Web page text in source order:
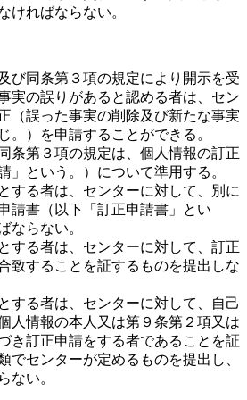
ければならない。
同条第３項の規定により開示を受
実の誤りがあると認める者は、セン
（誤った事実の削除及び新たな事実
。）を申請することができる。
条第３項の規定は、個人情報の訂正
」という。）について準用する。
する者は、センターに対して、別に
請書（以下「訂正申請書」とい
ならない。
する者は、センターに対して、訂正
致することを証するものを提出しな
する者は、センターに対して、自己
人情報の本人又は第９条第２項又は
き訂正申請をする者であることを証
でセンターが定めるものを提出し、
ない。